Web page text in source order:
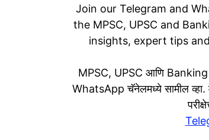
Join our Telegram and
the MPSC, UPSC and
insights, expert tips
MPSC, UPSC आणि Banking
WhatsApp चॅनेलमध्ये सामील व्हा.